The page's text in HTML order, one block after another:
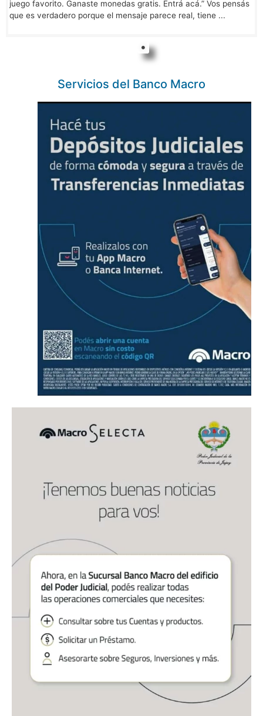
juego favorito. Ganaste monedas gratis. Entrá acá.” Vos pensás
que es verdadero porque el mensaje parece real, tiene ...
Servicios del Banco Macro